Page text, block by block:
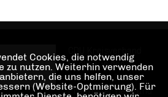
Pankow in den
Stadtteilen Pankow,
Prenzlauer Berg und
Cookies, die notwendig
zu nutzen. Weiterhin verwenden
die uns helfen, unser
(Website-Optmierung). Für